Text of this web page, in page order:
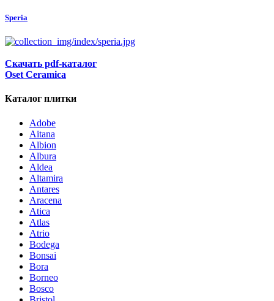
Speria
Скачать pdf-каталог
Oset Ceramica
Каталог плитки
Adobe
Aitana
Albion
Albura
Aldea
Altamira
Antares
Aracena
Atica
Atlas
Atrio
Bodega
Bonsai
Bora
Borneo
Bosco